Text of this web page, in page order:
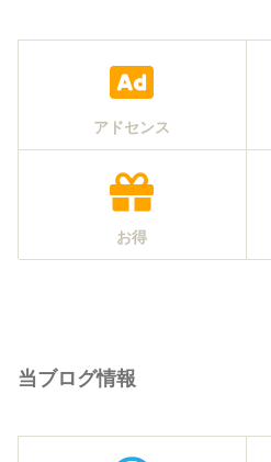
アドセンス
お得
当ブログ情報